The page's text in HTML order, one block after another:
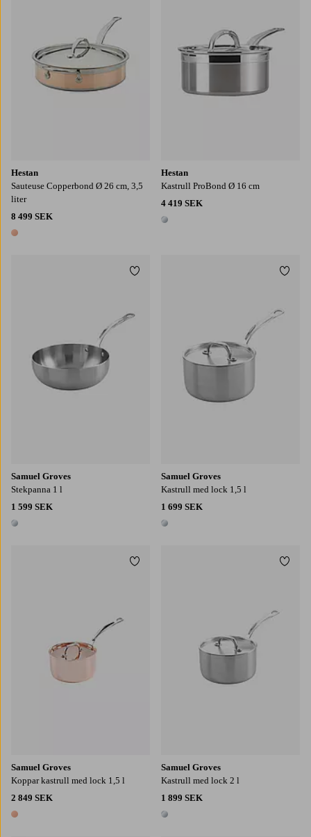
Hestan
Sauteuse Copperbond Ø 26 cm, 3,5
liter
8 499 SEK
1 färg
Hestan
Kastrull ProBond Ø 16 cm
4 419 SEK
1 färg
Samuel Groves
Stekpanna 1 l
1 599 SEK
1 färg
Lägg till i favoriter
Samuel Groves
Kastrull med lock 1,5 l
1 699 SEK
1 färg
Samuel Groves
Koppar kastrull med lock 1,5 l
2 849 SEK
1 färg
Lägg till i favoriter
Samuel Groves
Kastrull med lock 2 l
1 899 SEK
1 färg